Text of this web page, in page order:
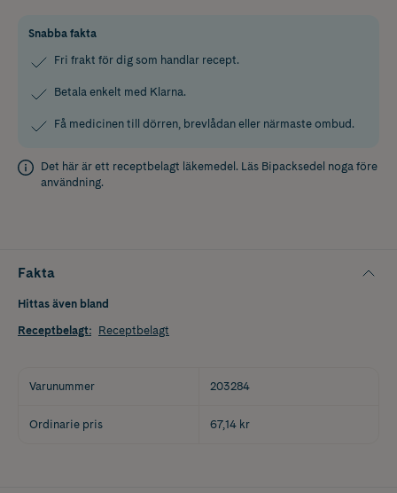
Snabba fakta
Fri frakt för dig som handlar recept.
Betala enkelt med Klarna.
Få medicinen till dörren, brevlådan eller närmaste ombud.
Det här är ett receptbelagt läkemedel. Läs Bipacksedel noga före
användning.
Fakta
Hittas även bland
Receptbelagt: Receptbelagt
Varunummer 203284
Ordinarie pris 67,14 kr